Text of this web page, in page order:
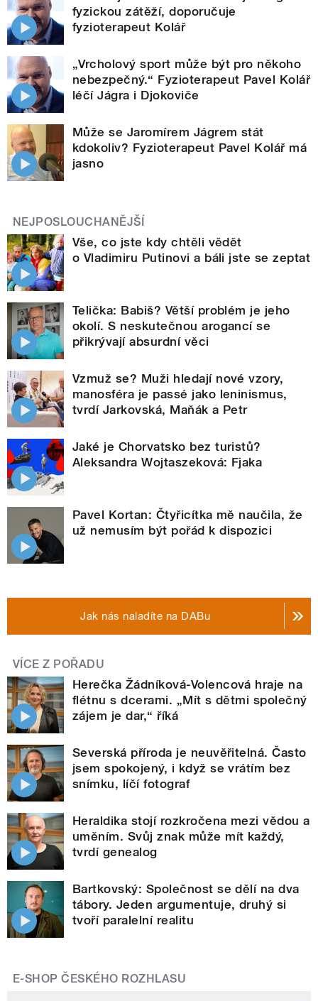
fyzickou zátěží, doporučuje
fyzioterapeut Kolář
„Vrcholový sport může být pro někoho
nebezpečný.“ Fyzioterapeut Pavel Kolář
léčí Jágra i Djokoviče
Může se Jaromírem Jágrem stát
kdokoliv? Fyzioterapeut Pavel Kolář má
jasno
NEJPOSLOUCHANĚJŠÍ
Vše, co jste kdy chtěli vědět
o Vladimiru Putinovi a báli jste se zeptat
Telička: Babiš? Větší problém je jeho
okolí. S neskutečnou arogancí se
přikrývají absurdní věci
Vzmuž se? Muži hledají nové vzory,
manosféra je passé jako leninismus,
tvrdí Jarkovská, Maňák a Petr
Jaké je Chorvatsko bez turistů?
Aleksandra Wojtaszeková: Fjaka
Pavel Kortan: Čtyřicítka mě naučila, že
už nemusím být pořád k dispozici
Jak nás naladíte na DABu
VÍCE Z POŘADU
Herečka Žádníková-Volencová hraje na
flétnu s dcerami. „Mít s dětmi společný
zájem je dar,“ říká
Severská příroda je neuvěřitelná. Často
jsem spokojený, i když se vrátím bez
snímku, líčí fotograf
Heraldika stojí rozkročena mezi vědou a
uměním. Svůj znak může mít každý,
tvrdí genealog
Bartkovský: Společnost se dělí na dva
tábory. Jeden argumentuje, druhý si
tvoří paralelní realitu
E-SHOP ČESKÉHO ROZHLASU